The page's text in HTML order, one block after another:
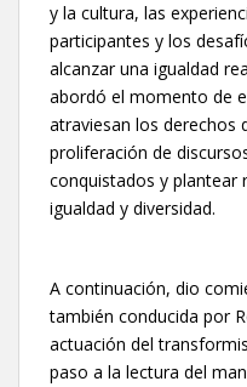
y la cultura, las
participantes y los
alcanzar una igualdad
abordó el momento de
atraviesan los derechos
proliferación de
conquistados y plantear
igualdad y diversidad.
A continuación, dio
también conducida por
actuación del
paso a la lectura del